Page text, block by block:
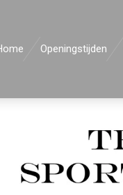
Openingstijden